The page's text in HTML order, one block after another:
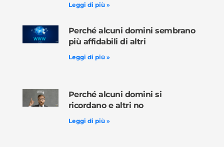
Leggi di più »
Perché alcuni domini sembrano
più affidabili di altri
Leggi di più »
Perché alcuni domini si
ricordano e altri no
Leggi di più »